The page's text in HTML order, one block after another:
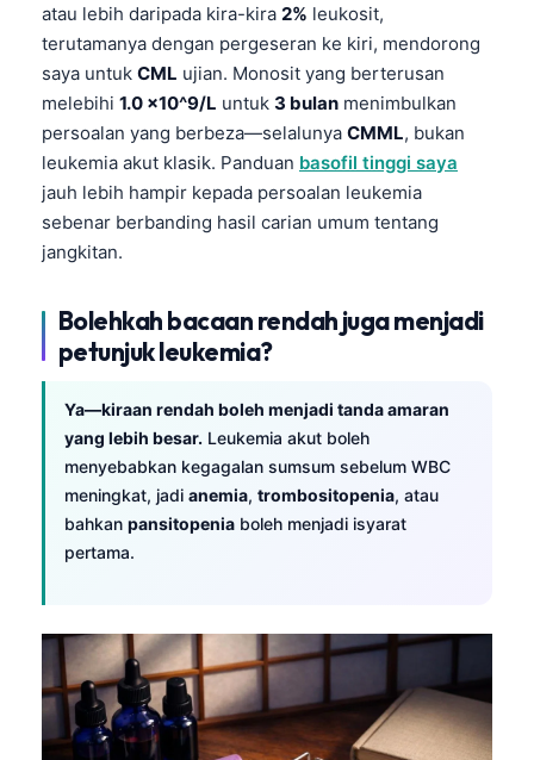
atau lebih daripada kira-kira 2% leukosit,
terutamanya dengan pergeseran ke kiri, mendorong
saya untuk CML ujian. Monosit yang berterusan
melebihi 1.0 x10^9/L untuk 3 bulan menimbulkan
persoalan yang berbeza—selalunya CMML, bukan
leukemia akut klasik. Panduan basofil tinggi saya
jauh lebih hampir kepada persoalan leukemia
sebenar berbanding hasil carian umum tentang
jangkitan.
Bolehkah bacaan rendah juga menjadi
petunjuk leukemia?
Ya—kiraan rendah boleh menjadi tanda amaran
yang lebih besar. Leukemia akut boleh
menyebabkan kegagalan sumsum sebelum WBC
meningkat, jadi anemia, trombositopenia, atau
bahkan pansitopenia boleh menjadi isyarat
pertama.